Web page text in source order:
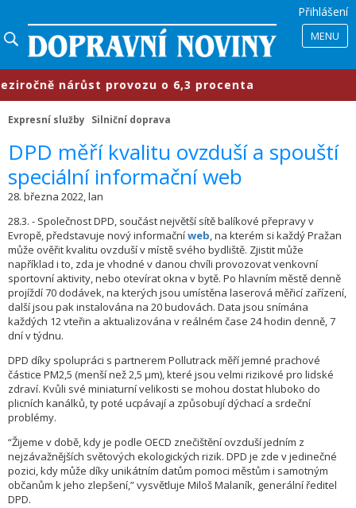
Přihlášení
MENU
nárůst provozu o 6,3 procenta
Expresní služby Silniční doprava
​DPD měří kvalitu ovzduší a spouští
speciální informační web
28. března 2022, lan
28.3. - Společnost DPD, součást největší sítě balíkové přepravy v
Evropě, představuje nový informačníweb, na kterém si každý Pražan
může ověřit kvalitu ovzduší v místě svého bydliště. Zjistit může
například i to, zda je vhodné v danou chvíli provozovat venkovní
sportovní aktivity, nebo otevírat okna v bytě. Po hlavním městě denně
projíždí 70 dodávek, na kterých jsou umístěna laserová měřicí zařízení,
další jsou pak instalována na 20 budovách. Data jsou snímána
každých 12 vteřin a aktualizována v reálném čase 24 hodin denně, 7
dní v týdnu.
DPD díky spolupráci s partnerem Pollutrack měří jemné prachové
částice PM2,5 (menší než 2,5 μm), které jsou velmi rizikové pro lidské
zdraví. Kvůli své miniaturní velikosti se mohou dostat hluboko do
plicních kanálků, ty poté ucpávají a způsobují dýchací a srdeční
problémy.
“Žijeme v době, kdy je podle OECD znečištění ovzduší jedním z
nejzávažnějších světových ekologických rizik. DPD je zde v jedinečné
pozici, kdy může díky unikátním datům pomoci městům i samotným
občanům k jeho zlepšení,” vysvětluje Miloš Malaník, generální ředitel
DPD.